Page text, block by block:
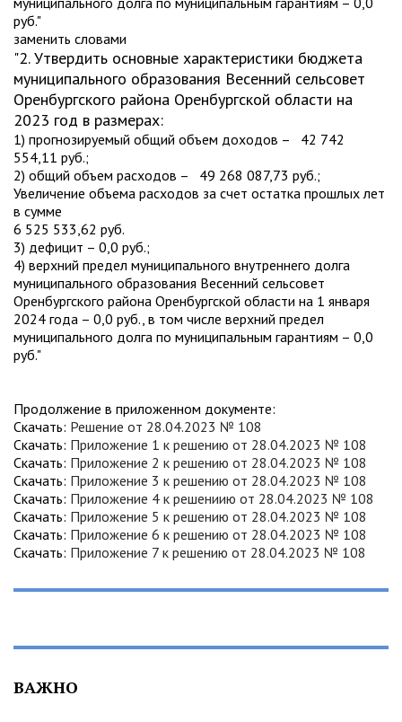
руб."
заменить словами
"2. Утвердить основные характеристики бюджета
муниципального образования Весенний сельсовет
Оренбургского района Оренбургской области на
2023 год в размерах:
1) прогнозируемый общий объем доходов – 42 742
554,11 руб.;
2) общий объем расходов – 49 268 087,73 руб.;
Увеличение объема расходов за счет остатка прошлых лет
в сумме
6 525 533,62 руб.
3) дефицит – 0,0 руб.;
4) верхний предел муниципального внутреннего долга
муниципального образования Весенний сельсовет
Оренбургского района Оренбургской области на 1 января
2024 года – 0,0 руб., в том числе верхний предел
муниципального долга по муниципальным гарантиям – 0,0
руб."
Продолжение в приложенном документе:
Скачать: Решение от 28.04.2023 № 108
Скачать: Приложение 1 к решению от 28.04.2023 № 108
Скачать: Приложение 2 к решению от 28.04.2023 № 108
Скачать: Приложение 3 к решению от 28.04.2023 № 108
Скачать: Приложение 4 к решениию от 28.04.2023 № 108
Скачать: Приложение 5 к решению от 28.04.2023 № 108
Скачать: Приложение 6 к решению от 28.04.2023 № 108
Скачать: Приложение 7 к решению от 28.04.2023 № 108
ВАЖНО